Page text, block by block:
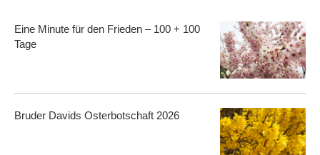
Eine Minute für den Frieden – 100 + 100
Tage
Bruder Davids Osterbotschaft 2026